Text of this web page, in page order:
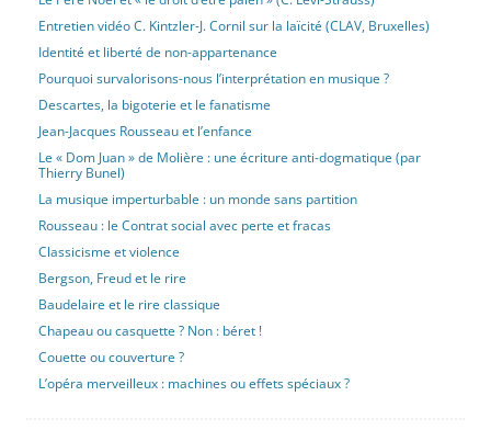
Entretien vidéo C. Kintzler-J. Cornil sur la laïcité (CLAV, Bruxelles)
Identité et liberté de non-appartenance
Pourquoi survalorisons-nous l’interprétation en musique ?
Descartes, la bigoterie et le fanatisme
Jean-Jacques Rousseau et l’enfance
Le « Dom Juan » de Molière : une écriture anti-dogmatique (par
Thierry Bunel)
La musique imperturbable : un monde sans partition
Rousseau : le Contrat social avec perte et fracas
Classicisme et violence
Bergson, Freud et le rire
Baudelaire et le rire classique
Chapeau ou casquette ? Non : béret !
Couette ou couverture ?
L’opéra merveilleux : machines ou effets spéciaux ?